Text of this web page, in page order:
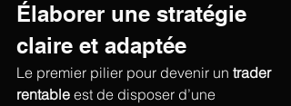
Élaborer une stratégie
claire et adaptée
Le premier pilier pour devenir un trader
rentable est de disposer d’une